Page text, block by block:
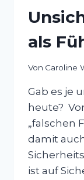
als
Von Caroline
Gab es je
heute?
„falschen
damit
ist auf